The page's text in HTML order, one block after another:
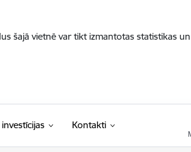
šajā vietnē var tikt izmantotas statistikas
Kontakti